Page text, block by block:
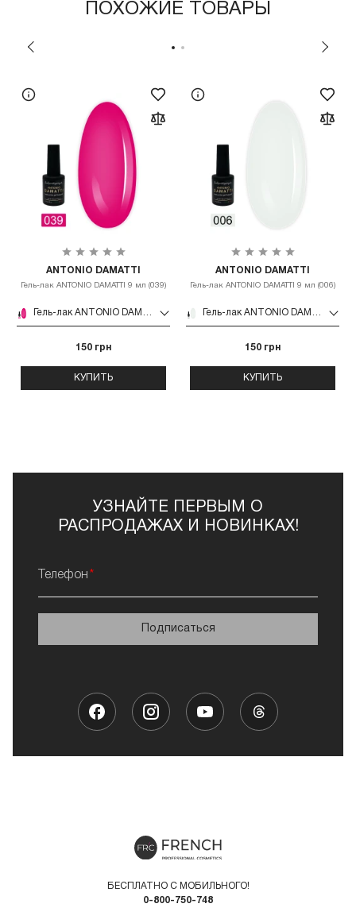
ПОХОЖИЕ ТОВАРЫ
ANTONIO DAMATTI
Гель-лак ANTONIO DAMATTI 9 мл (039)
Гель-лак ANTONIO DAMATTI 9 мл (039)
150 грн
КУПИТЬ
ANTONIO DAMATTI
Гель-лак ANTONIO DAMATTI 9 мл (006)
Гель-лак ANTONIO DAMATTI 9 мл (006)
150 грн
КУПИТЬ
УЗНАЙТЕ ПЕРВЫМ О
РАСПРОДАЖАХ И НОВИНКАХ!
Телефон
Подписаться
БЕСПЛАТНО С МОБИЛЬНОГО!
0-800-750-748